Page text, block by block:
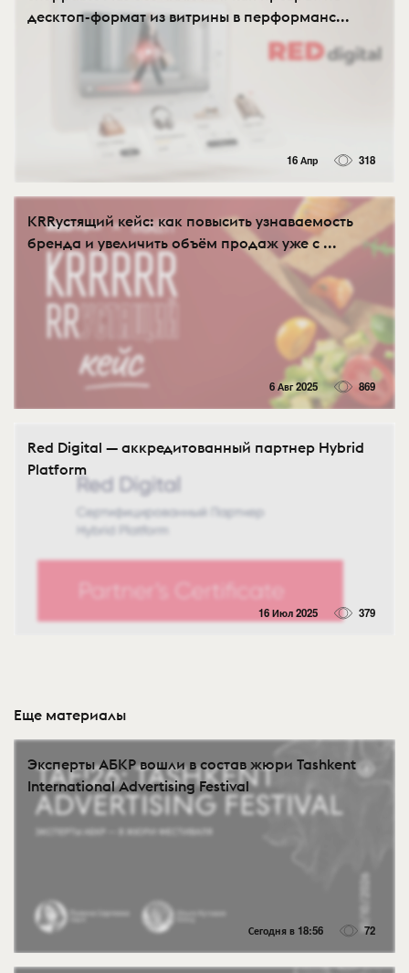
десктоп-формат из витрины в перформанс...
16 Апр 318
KRRустящий кейс: как повысить узнаваемость
бренда и увеличить объём продаж уже с ...
6 Авг 2025 869
Red Digital — аккредитованный партнер Hybrid
Platform
16 Июл 2025 379
Еще материалы
Эксперты АБКР вошли в состав жюри Tashkent
International Advertising Festival
Сегодня в 18:56 72